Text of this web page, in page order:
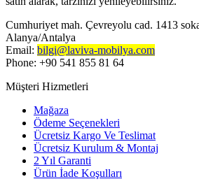
Cumhuriyet mah. Çevreyolu cad. 1413
Alanya/Antalya
Email: bilgi@laviva-mobilya.com
Phone: +90 541 855 81 64
Müşteri Hizmetleri
Mağaza
Ödeme Seçenekleri
Ücretsiz Kargo Ve Teslimat
Ücretsiz Kurulum & Montaj
2 Yıl Garanti
Ürün İade Koşulları